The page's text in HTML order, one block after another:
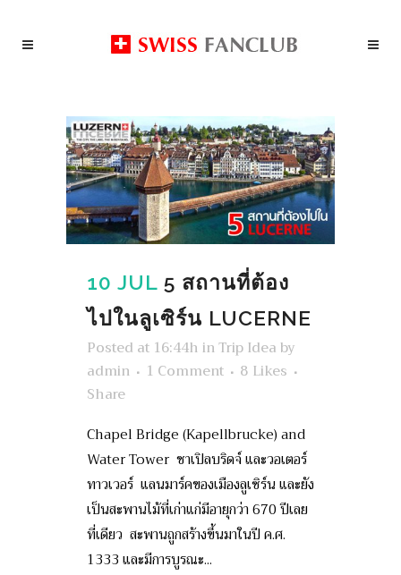
10 JUL 5 สถานที่ต้อง
ไปในลูเซิร์น LUCERNE
Posted at 16:44hinTrip Idea by
admin
1 Comment 8 Likes
Share
Chapel Bridge (Kapellbrucke) and
Water Tower ชาเปิลบริดจ์ และวอเตอร์
ทาวเวอร์ แลนมาร์คของเมืองลูเซิร์น และยัง
เป็นสะพานไม้ที่เก่าแก่มีอายุกว่า 670 ปีเลย
ที่เดียว สะพานถูกสร้างขึ้นมาในปี ค.ศ.
1333 และมีการบูรณะ...